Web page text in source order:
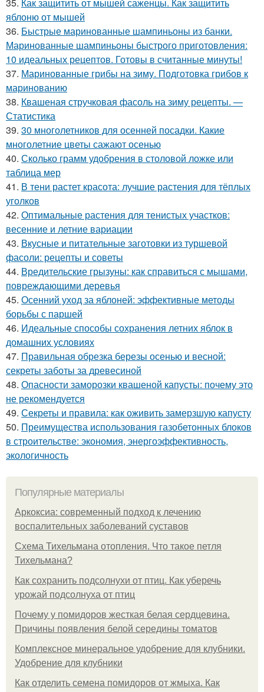
35. Как защитить от мышей саженцы. Как защитить
яблоню от мышей
36. Быстрые маринованные шампиньоны из банки.
Маринованные шампиньоны быстрого приготовления:
10 идеальных рецептов. Готовы в считанные минуты!
37. Маринованные грибы на зиму. Подготовка грибов к
маринованию
38. Квашеная стручковая фасоль на зиму рецепты. —
Статистика
39. 30 многолетников для осенней посадки. Какие
многолетние цветы сажают осенью
40. Сколько грамм удобрения в столовой ложке или
таблица мер
41. В тени растет красота: лучшие растения для тёплых
уголков
42. Оптимальные растения для тенистых участков:
весенние и летние вариации
43. Вкусные и питательные заготовки из туршевой
фасоли: рецепты и советы
44. Вредительские грызуны: как справиться с мышами,
повреждающими деревья
45. Осенний уход за яблоней: эффективные методы
борьбы с паршей
46. Идеальные способы сохранения летних яблок в
домашних условиях
47. Правильная обрезка березы осенью и весной:
секреты заботы за древесиной
48. Опасности заморозки квашеной капусты: почему это
не рекомендуется
49. Секреты и правила: как оживить замерзшую капусту
50. Преимущества использования газобетонных блоков
в строительстве: экономия, энергоэффективность,
экологичность
Популярные материалы
Аркоксиа: современный подход к лечению
воспалительных заболеваний суставов
Схема Тихельмана отопления. Что такое петля
Тихельмана?
Как сохранить подсолнухи от птиц. Как уберечь
урожай подсолнуха от птиц
Почему у помидоров жесткая белая сердцевина.
Причины появления белой середины томатов
Комплексное минеральное удобрение для клубники.
Удобрение для клубники
Как отделить семена помидоров от жмыха. Как